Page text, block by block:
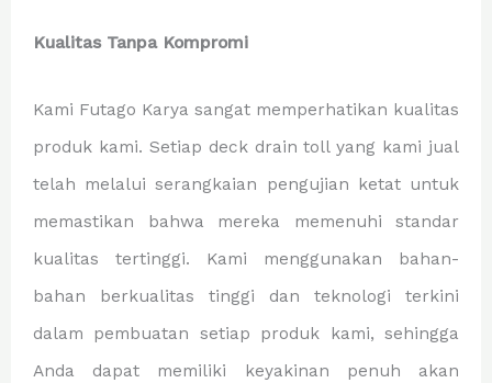
Kualitas Tanpa Kompromi
Kami Futago Karya sangat memperhatikan kualitas
produk kami. Setiap deck drain toll yang kami jual
telah melalui serangkaian pengujian ketat untuk
memastikan bahwa mereka memenuhi standar
kualitas tertinggi. Kami menggunakan bahan-
bahan berkualitas tinggi dan teknologi terkini
dalam pembuatan setiap produk kami, sehingga
Anda dapat memiliki keyakinan penuh akan